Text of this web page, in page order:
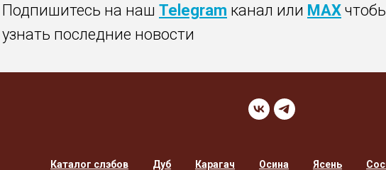
Подпишитесь на наш Telegram канал или MAX
узнать последние новости
Каталог слэбов Дуб Карагач Осина Ясень